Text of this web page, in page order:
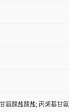
氨酸盐酸盐; 丙烯基甘